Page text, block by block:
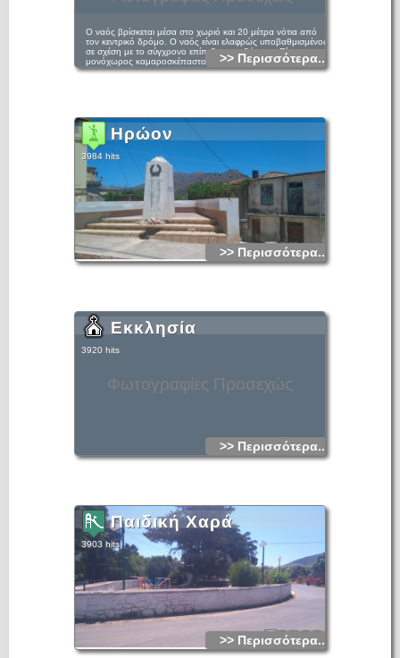
Ο ναός βρίσκεται μέσα στο χωριό και 20 μέτρα νότια από
τον κεντρικό δρόμο. Ο ναός είναι ελαφρώς υποβαθμισμένος
σε σχέση με το σύγχρονο επίπεδο του εδάφους. Είναι
μονόχωρος καμαροσκέπαστος, με βόρεια είσοδο και φέρει
κτητορική επιγραφή με χρονολογία 1580. Η επιγραφή
ΙΕΡΕΩΣ ΙΩΣ ΜΑΝΟΥΗΛ ΤΟΥ ΑΝΩΘΕ».
>> Περισσότερα...
Ηρώον
3984 hits
>> Περισσότερα...
Φωτογραφίες Προσεχώς
Εκκλησία
3920 hits
>> Περισσότερα...
Παιδική Χαρά
3903 hits
>> Περισσότερα...